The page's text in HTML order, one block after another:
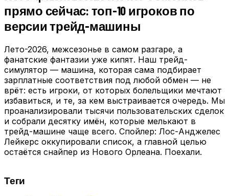
прямо сейчас: топ-10 игроков по
версии трейд-машины
Лето-2026, межсезонье в самом разгаре, а
фанатские фантазии уже кипят. Наш трейд-
симулятор — машина, которая сама подбирает
зарплатные соответствия под любой обмен — не
врёт: есть игроки, от которых болельщики мечтают
избавиться, и те, за кем выстраивается очередь. Мы
проанализировали тысячи пользовательских сделок
и собрали десятку имён, которые мелькают в
трейд-машине чаще всего. Спойлер: Лос-Анджелес
Лейкерс оккупировали список, а главной целью
остаётся снайпер из Нового Орлеана. Поехали.
Теги